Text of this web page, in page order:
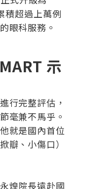
積超過上萬例
眼科服務。
示
行完整評估，
毫兼不馬乎。
就是國內首位
瓣、小傷口）
煌院長遠赴國